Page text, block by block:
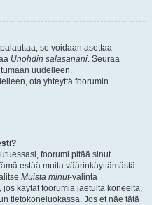
se voidaan asettaa
Unohdin salasanani. Seuraa
uudelleen.
ota yhteyttä foorumin
foorumi pitää sinut
estää muita väärinkäyttämästä
Muista minut-valinta
käytät foorumia jaetulta koneelta,
tietokoneluokassa. Jos et näe tätä